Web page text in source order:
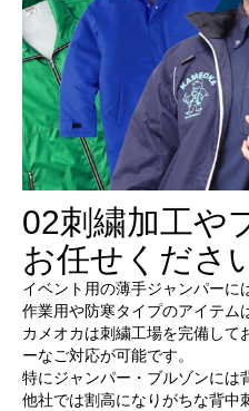
02刺繍加工や
お任せくださ
イベント用の薄手ジャンパーに
作業用や防寒タイプのアイテム
カメオカは刺繍工場を完備して
ーなご対応が可能です。
特にジャンパー・ブルゾンには
他社では割高になりがちな背中